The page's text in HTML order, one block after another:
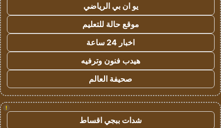
يو ان بي الرياضي
موقع حالة للتعليم
اخبار 24 ساعة
هيدب فنون وترفيه
صحيفة العالم
!
شدات ببجي اقساط